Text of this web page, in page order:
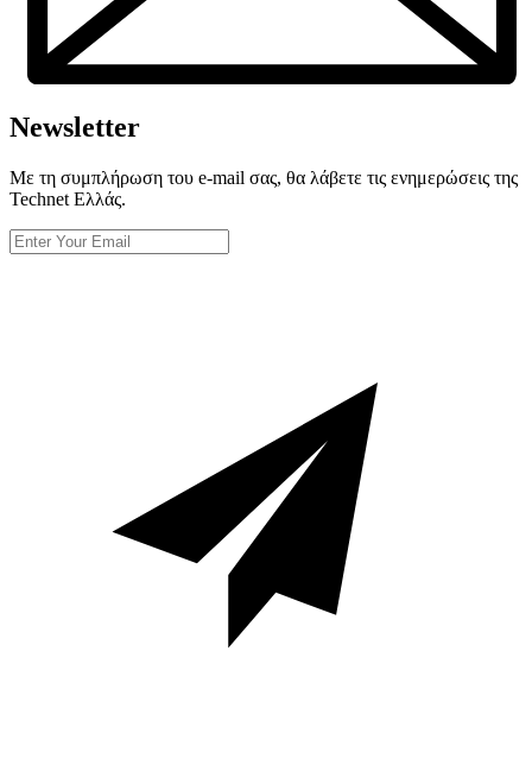
Newsletter
Με τη συμπλήρωση του e-mail σας, θα λάβετε τις ενημερώσεις της
Technet Ελλάς.